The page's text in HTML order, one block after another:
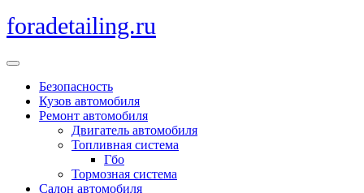
Перейти
к
foradetailing.ru
Кнопка
ОткрытьБезопасность
Кузов автомобиля
Ремонт автомобиля
Двигатель автомобиля
Топливная система
Гбо
Тормозная система
Салон автомобиля